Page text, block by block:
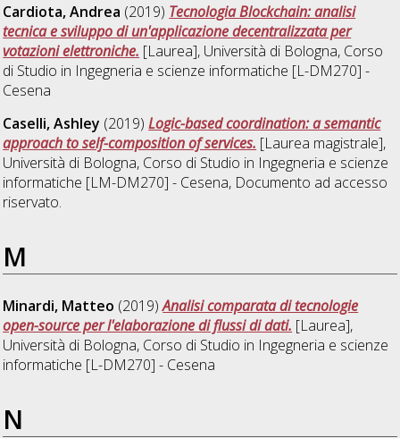
Cardiota, Andrea (2019) Tecnologia Blockchain: analisi
tecnica e sviluppo di un'applicazione decentralizzata per
votazioni elettroniche. [Laurea], Università di Bologna, Corso
di Studio in Ingegneria e scienze informatiche [L-DM270] -
Cesena
Caselli, Ashley (2019)Logic-based coordination: a semantic
approach to self-composition of services. [Laurea magistrale],
Università di Bologna, Corso di Studio in Ingegneria e scienze
informatiche [LM-DM270] - Cesena, Documento ad accesso
riservato.
M
Minardi, Matteo (2019)Analisi comparata di tecnologie
open-source per l'elaborazione di flussi di dati. [Laurea],
Università di Bologna, Corso di Studio in Ingegneria e scienze
informatiche [L-DM270] - Cesena
N